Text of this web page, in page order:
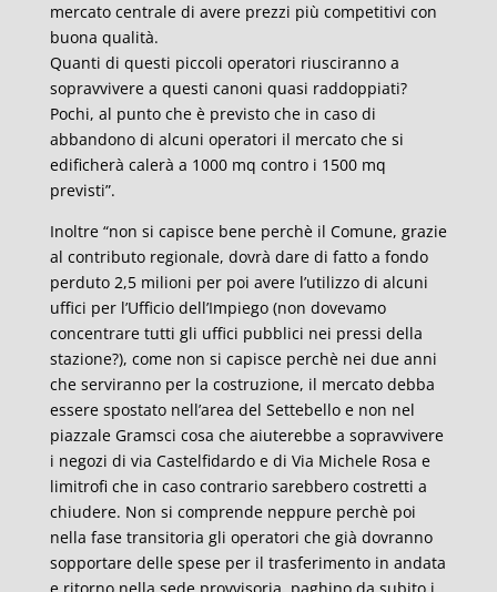
mercato centrale di avere prezzi più competitivi con
buona qualità.
Quanti di questi piccoli operatori riusciranno a
sopravvivere a questi canoni quasi raddoppiati?
Pochi, al punto che è previsto che in caso di
abbandono di alcuni operatori il mercato che si
edificherà calerà a 1000 mq contro i 1500 mq
previsti”.
Inoltre “non si capisce bene perchè il Comune, grazie
al contributo regionale, dovrà dare di fatto a fondo
perduto 2,5 milioni per poi avere l’utilizzo di alcuni
uffici per l’Ufficio dell’Impiego (non dovevamo
concentrare tutti gli uffici pubblici nei pressi della
stazione?), come non si capisce perchè nei due anni
che serviranno per la costruzione, il mercato debba
essere spostato nell’area del Settebello e non nel
piazzale Gramsci cosa che aiuterebbe a sopravvivere
i negozi di via Castelfidardo e di Via Michele Rosa e
limitrofi che in caso contrario sarebbero costretti a
chiudere. Non si comprende neppure perchè poi
nella fase transitoria gli operatori che già dovranno
sopportare delle spese per il trasferimento in andata